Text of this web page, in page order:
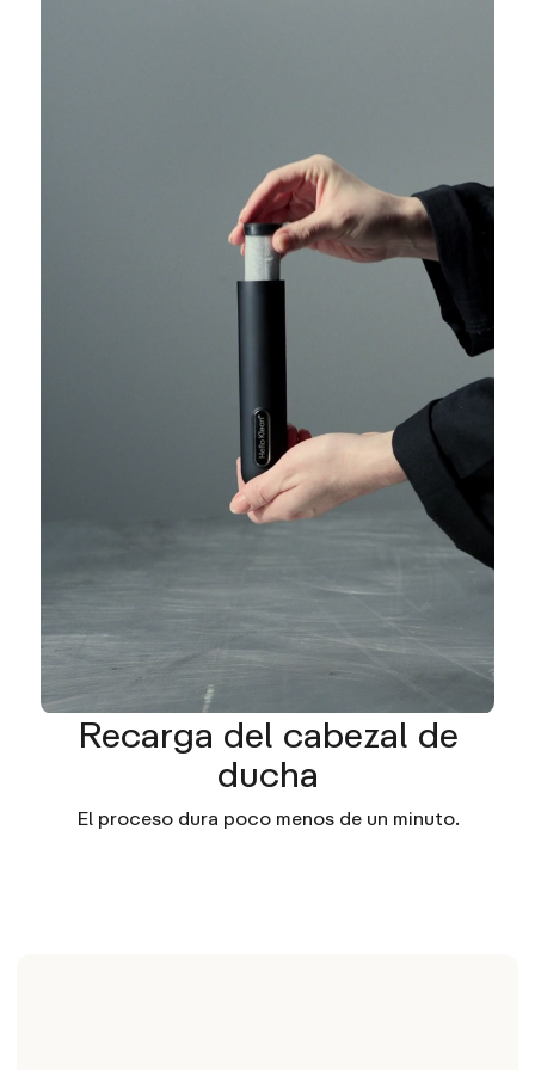
Atrapa los contaminantes para disfrutar de
Elimina el cloro y los productos químicos que
Recarga del cabezal de
ducha
El proceso dura poco menos de un minuto.